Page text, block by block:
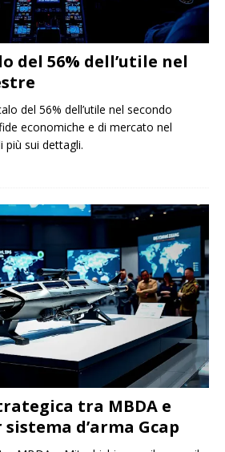
del 56% dell’utile nel
del 56% dell’utile nel secondo
economiche e di mercato nel
più sui dettagli.
tra MBDA e
d’arma Gcap